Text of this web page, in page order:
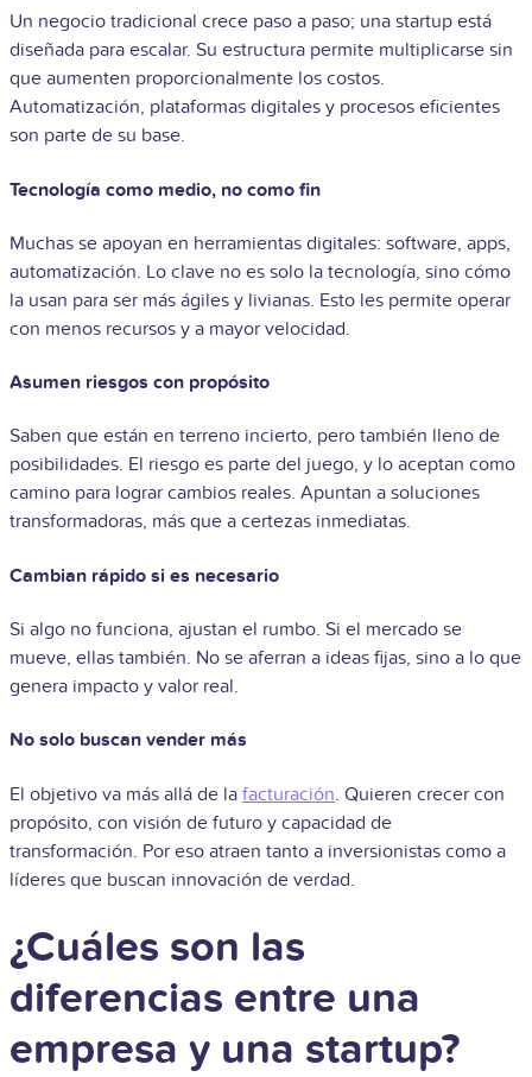
Un negocio tradicional crece paso a paso; una startup está
diseñada para escalar. Su estructura permite multiplicarse sin
que aumenten proporcionalmente los costos.
Automatización, plataformas digitales y procesos eficientes
son parte de su base.
Tecnología como medio, no como fin
Muchas se apoyan en herramientas digitales: software, apps,
automatización. Lo clave no es solo la tecnología, sino cómo
la usan para ser más ágiles y livianas. Esto les permite operar
con menos recursos y a mayor velocidad.
Asumen riesgos con propósito
Saben que están en terreno incierto, pero también lleno de
posibilidades. El riesgo es parte del juego, y lo aceptan como
camino para lograr cambios reales. Apuntan a soluciones
transformadoras, más que a certezas inmediatas.
Cambian rápido si es necesario
Si algo no funciona, ajustan el rumbo. Si el mercado se
mueve, ellas también. No se aferran a ideas fijas, sino a lo que
genera impacto y valor real.
No solo buscan vender más
El objetivo va más allá de la facturación. Quieren crecer con
propósito, con visión de futuro y capacidad de
transformación. Por eso atraen tanto a inversionistas como a
líderes que buscan innovación de verdad.
¿Cuáles son las
diferencias entre una
empresa y una startup?